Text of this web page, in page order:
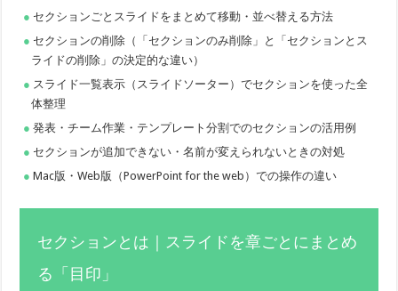
セクションごとスライドをまとめて移動・並べ替える方法
セクションの削除（「セクションのみ削除」と「セクションとス
ライドの削除」の決定的な違い）
スライド一覧表示（スライドソーター）でセクションを使った全
体整理
発表・チーム作業・テンプレート分割でのセクションの活用例
セクションが追加できない・名前が変えられないときの対処
Mac版・Web版（PowerPoint for the web）での操作の違い
セクションとは｜スライドを章ごとにまとめ
る「目印」